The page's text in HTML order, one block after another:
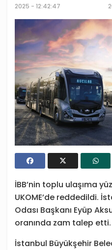
2025 - 12:42:47
İBB’nin toplu ulaşıma
UKOME’de reddedildi.
Odası Başkanı Eyüp
oranında zam talep etti.
İstanbul Büyükşehir